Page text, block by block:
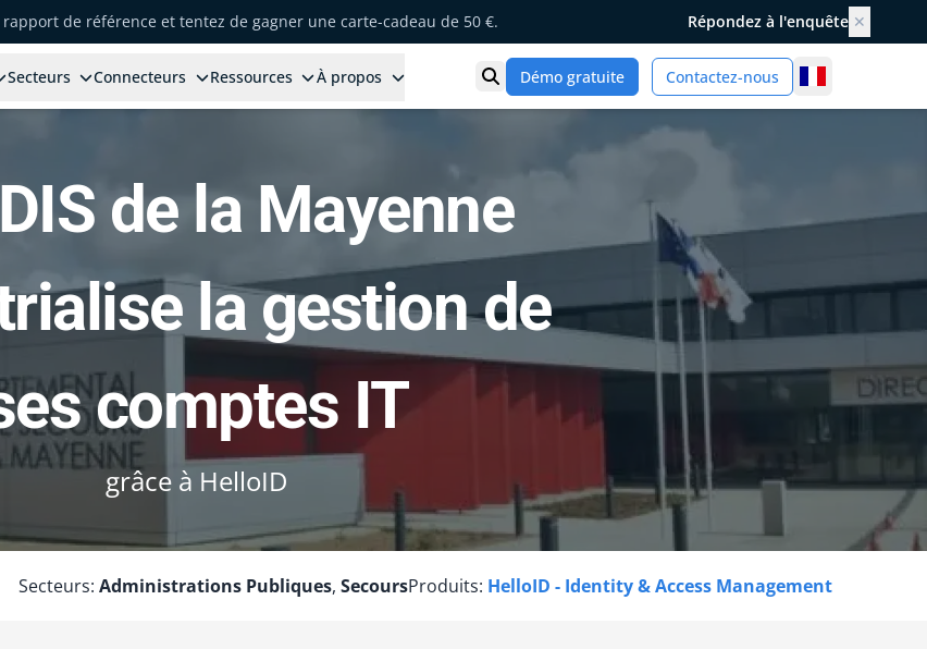
de référence et tentez de gagner une carte-cadeau de 50 €. Répondez à l'enquête ✕
Secteurs Connecteurs Ressources À propos Ouvrir la recherche
Démo gratuite Contactez-nous
de la Mayenne
la gestion de
comptes IT
grâce à HelloID
Secteurs: Administrations Publiques, SecoursProduits: HelloID - Identity & Access Management